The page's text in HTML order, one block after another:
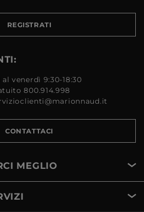
REGISTRATI
venerdì 9:30-18:30
800.914.998
CONTATTACI
MEGLIO